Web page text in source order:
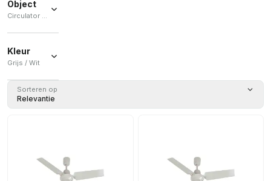
Object
Circulator / Plafondventilator
Plafondventilator
Kleur
Grijs / Wit
Wit (1)
Sorteren op
Relevantie